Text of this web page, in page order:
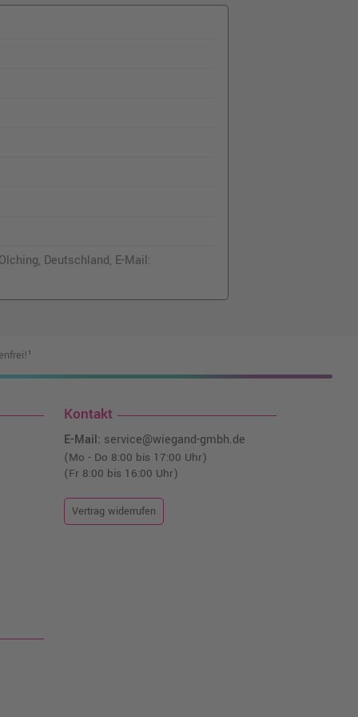
Deutschland, E-Mail:
Kontakt
E-Mail: service@wiegand-gmbh.de
(Mo - Do 8:00 bis 17:00 Uhr)
(Fr 8:00 bis 16:00 Uhr)
Vertrag widerrufen